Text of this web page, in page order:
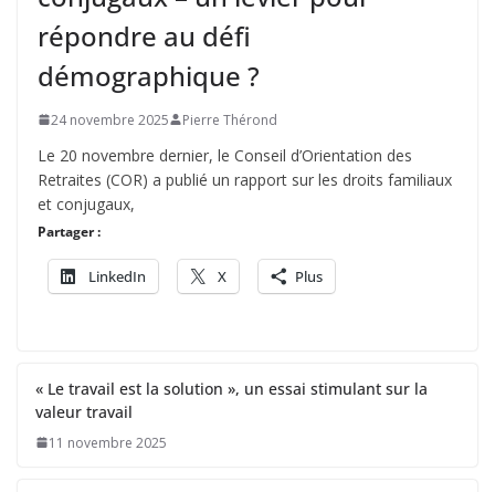
répondre au défi
démographique ?
24 novembre 2025 Pierre Thérond
Le 20 novembre dernier, le Conseil d’Orientation des
Retraites (COR) a publié un rapport sur les droits familiaux
et conjugaux,
Partager :
LinkedIn X Plus
« Le travail est la solution », un essai stimulant sur la
valeur travail
11 novembre 2025